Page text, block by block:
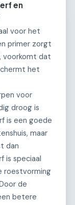
en
voor het
primer zorgt
voorkomt dat
het
voor
droog is
is een goede
maar
dan
is speciaal
roestvorming
de
betere